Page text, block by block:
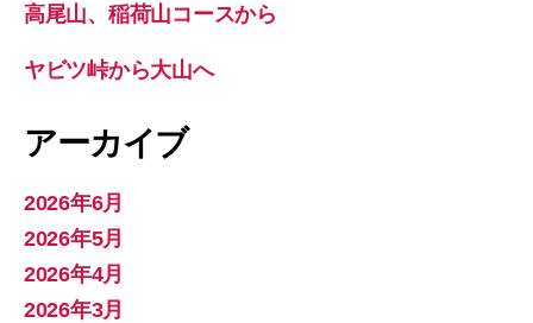
高尾山、稲荷山コースから
ヤビツ峠から大山へ
アーカイブ
2026年6月
2026年5月
2026年4月
2026年3月